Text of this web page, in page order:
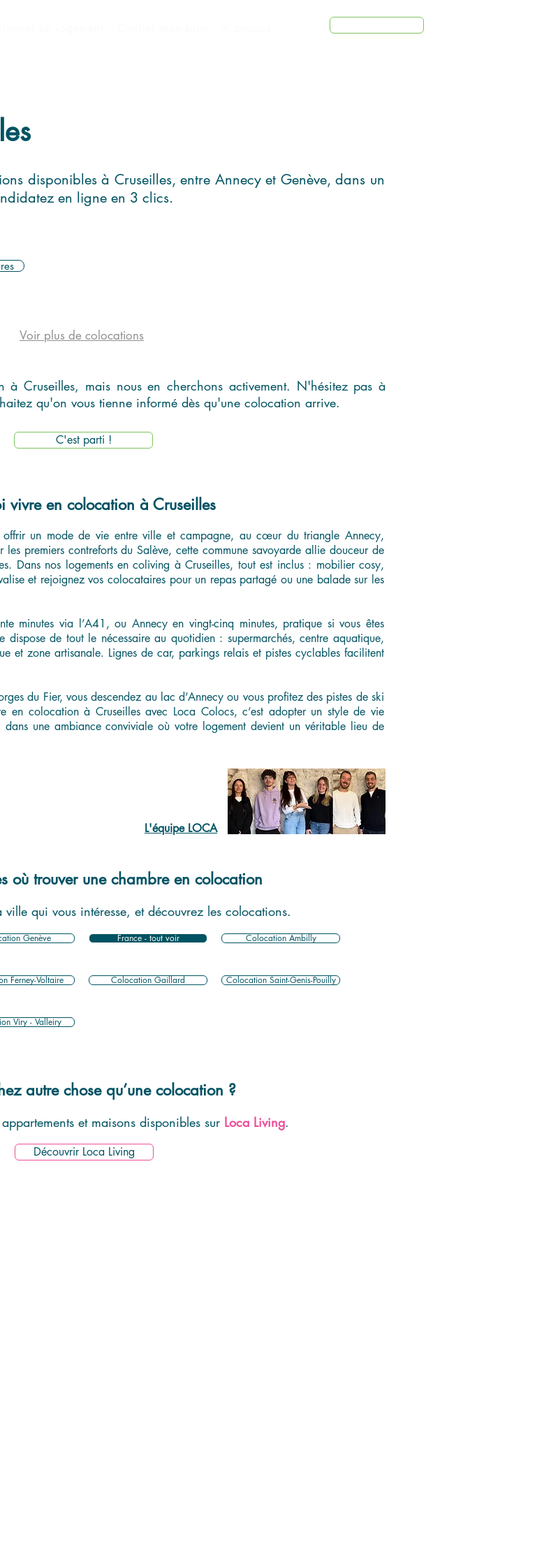
disponibles à Cruseilles, entre Annecy et Genève, dans un
en ligne en 3 clics.
Voir plus de colocations
Cruseilles, mais nous en cherchons activement. N'hésitez pas à
qu'on vous tienne informé dès qu'une colocation arrive.
C'est parti !
vivre en colocation à Cruseilles
offrir un mode de vie entre ville et campagne, au cœur du triangle Annecy,
les premiers contreforts du Salève, cette commune savoyarde allie douceur de
Dans nos logements en coliving à Cruseilles, tout est inclus : mobilier cosy,
et rejoignez vos colocataires pour un repas partagé ou une balade sur les
minutes via l’A41, ou Annecy en vingt-cinq minutes, pratique si vous êtes
de tout le nécessaire au quotidien : supermarchés, centre aquatique,
et zone artisanale. Lignes de car, parkings relais et pistes cyclables facilitent
du Fier, vous descendez au lac d’Annecy ou vous profitez des pistes de ski
en colocation à Cruseilles avec Loca Colocs, c’est adopter un style de vie
une ambiance conviviale où votre logement devient un véritable lieu de
L'équipe LOCA
où trouver une chambre en colocation
qui vous intéresse, et découvrez les colocations.
Genève
Ferney-Voltaire
Viry - Valleiry
France - tout voir
Colocation Gaillard
Colocation Ambilly
Colocation Saint-Genis-Pouilly
autre chose qu’une colocation ?
et maisons disponibles sur Loca Living.
Découvrir Loca Living